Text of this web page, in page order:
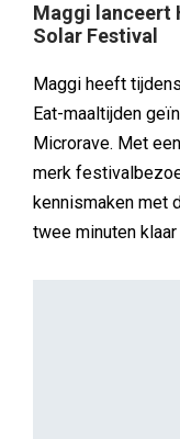
Maggi lanceert
Solar Festival
Maggi heeft
Eat-maaltijden
Microrave. Met
merk
kennismaken met
twee minuten klaar